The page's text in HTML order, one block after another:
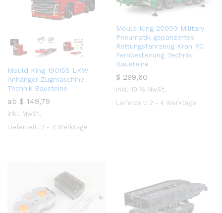
Mould King 19015S LKW
Anhänger Zugmaschine
Technik Bausteine
ab $ 149,79
inkl. MwSt.
Lieferzeit: 2 - 4 Werktage
Mould King 20009 Military –
Pneumatik gepanzertes
Rettungsfahrzeug Kran RC
Fernbedienung Technik
Bausteine
$ 299,60
inkl. 19 % MwSt.
Lieferzeit: 2 - 4 Werktage